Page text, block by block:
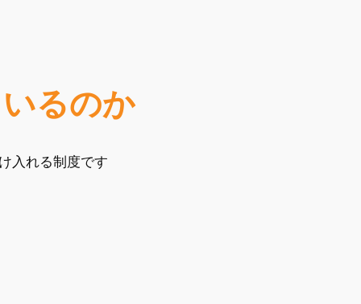
るのか
入れる制度です